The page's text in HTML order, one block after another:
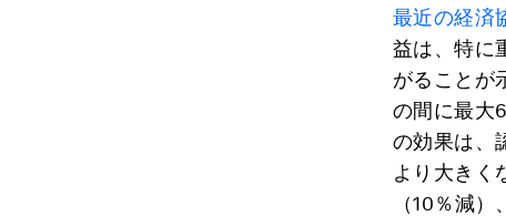
最近の経済
益は、特に
がることが
の間に最大
の効果は、
より大きく
（10％減